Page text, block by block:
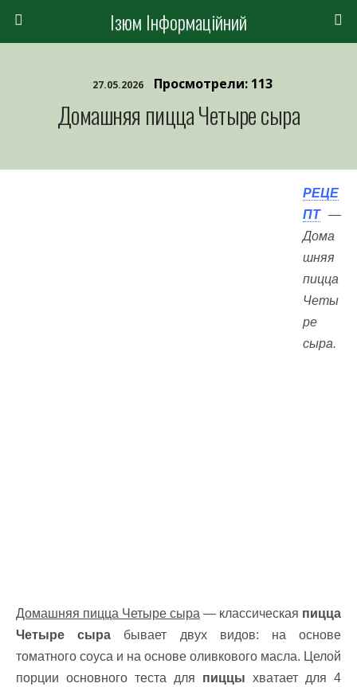
Ізюм Інформаційний
27.05.2026 Просмотрели: 113
Домашняя пицца Четыре сыра
РЕЦЕ
ПТ —
Дома
шняя
пицца
Четы
ре
сыра.
Домашняя пицца Четыре сыра — классическая пицца
Четыре сыра бывает двух видов: на основе
томатного соуса и на основе оливкового масла. Целой
порции основного теста для пиццы хватает для 4